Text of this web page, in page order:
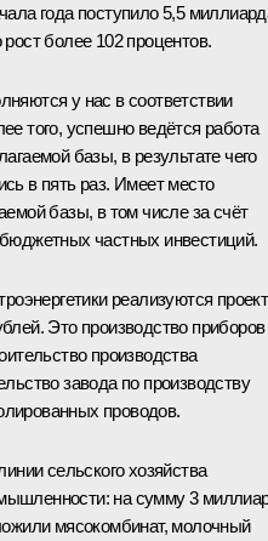
года поступило 5,5
более 102 процентов.
у нас в соответствии
того, успешно ведётся работа
базы, в результате чего
в пять раз. Имеет место
базы, в том числе за счёт
частных инвестиций.
реализуются
Это производство приборов
производства
завода по производству
проводов.
сельского хозяйства
на сумму 3
мясокомбинат, молочный